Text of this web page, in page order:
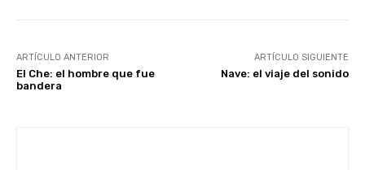
ARTÍCULO ANTERIOR
El Che: el hombre que fue
bandera
ARTÍCULO SIGUIENTE
Nave: el viaje del sonido